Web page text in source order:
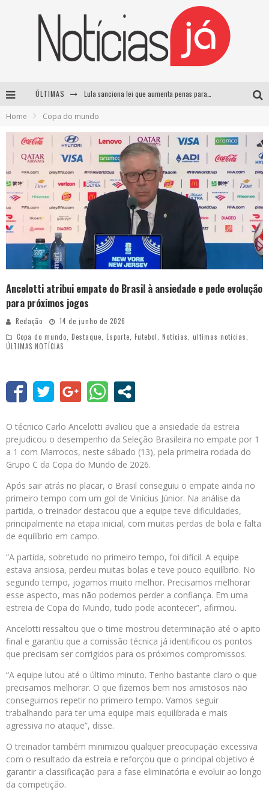
ÚLTIMAS
Casamento de Davi Brito e Emilly Araújo está marcado para setembro e deve custar cerca de R$ 2 milhões
Home Copa do mundo
Ancelotti atribui empate do Brasil à ansiedade e pede evolução
para próximos jogos
Redação
14 de junho de 2026
Copa do mundo, Destaque, Esporte, Futebol, Notícias, ultimas notícias,
ÚLTIMAS NOTÍCIAS
O técnico Carlo Ancelotti avaliou que a ansiedade da estreia
prejudicou o desempenho da Seleção Brasileira no empate por 1
a 1 com Marrocos, neste sábado (13), pela primeira rodada do
Grupo C da Copa do Mundo de 2026.
Após sair atrás no placar, o Brasil conseguiu o empate ainda no
primeiro tempo com um gol de Vinícius Júnior. Na análise da
partida, o treinador destacou que a equipe teve dificuldades,
principalmente na etapa inicial, com muitas perdas de bola e falta
de equilíbrio em campo.
“A partida, sobretudo no primeiro tempo, foi difícil. A equipe
estava ansiosa, perdeu muitas bolas e teve pouco equilíbrio. No
segundo tempo, jogamos muito melhor. Precisamos melhorar
esse aspecto, mas não podemos perder a confiança. Em uma
estreia de Copa do Mundo, tudo pode acontecer”, afirmou.
Ancelotti ressaltou que o time mostrou determinação até o apito
final e garantiu que a comissão técnica já identificou os pontos
que precisam ser corrigidos para os próximos compromissos.
“A equipe lutou até o último minuto. Tenho bastante claro o que
precisamos melhorar. O que fizemos bem nos amistosos não
conseguimos repetir no primeiro tempo. Vamos seguir
trabalhando para ter uma equipe mais equilibrada e mais
agressiva no ataque”, disse.
O treinador também minimizou qualquer preocupação excessiva
com o resultado da estreia e reforçou que o principal objetivo é
garantir a classificação para a fase eliminatória e evoluir ao longo
da competição.